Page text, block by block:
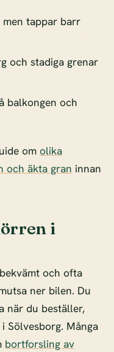
men tappar barr
och stadiga grenar
balkongen och
om olika
och äkta gran innan
i
och ofta
ner bilen. Du
när du beställer,
Sölvesborg. Många
bortforsling av